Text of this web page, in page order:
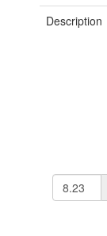
Description